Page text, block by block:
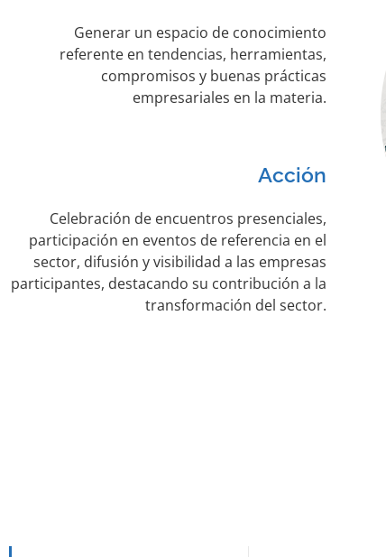
Generar un espacio de conocimiento
referente en tendencias, herramientas,
compromisos y buenas prácticas
empresariales en la materia.
Acción
Celebración de encuentros presenciales,
participación en eventos de referencia en el
sector, difusión y visibilidad a las empresas
participantes, destacando su contribución a la
transformación del sector.